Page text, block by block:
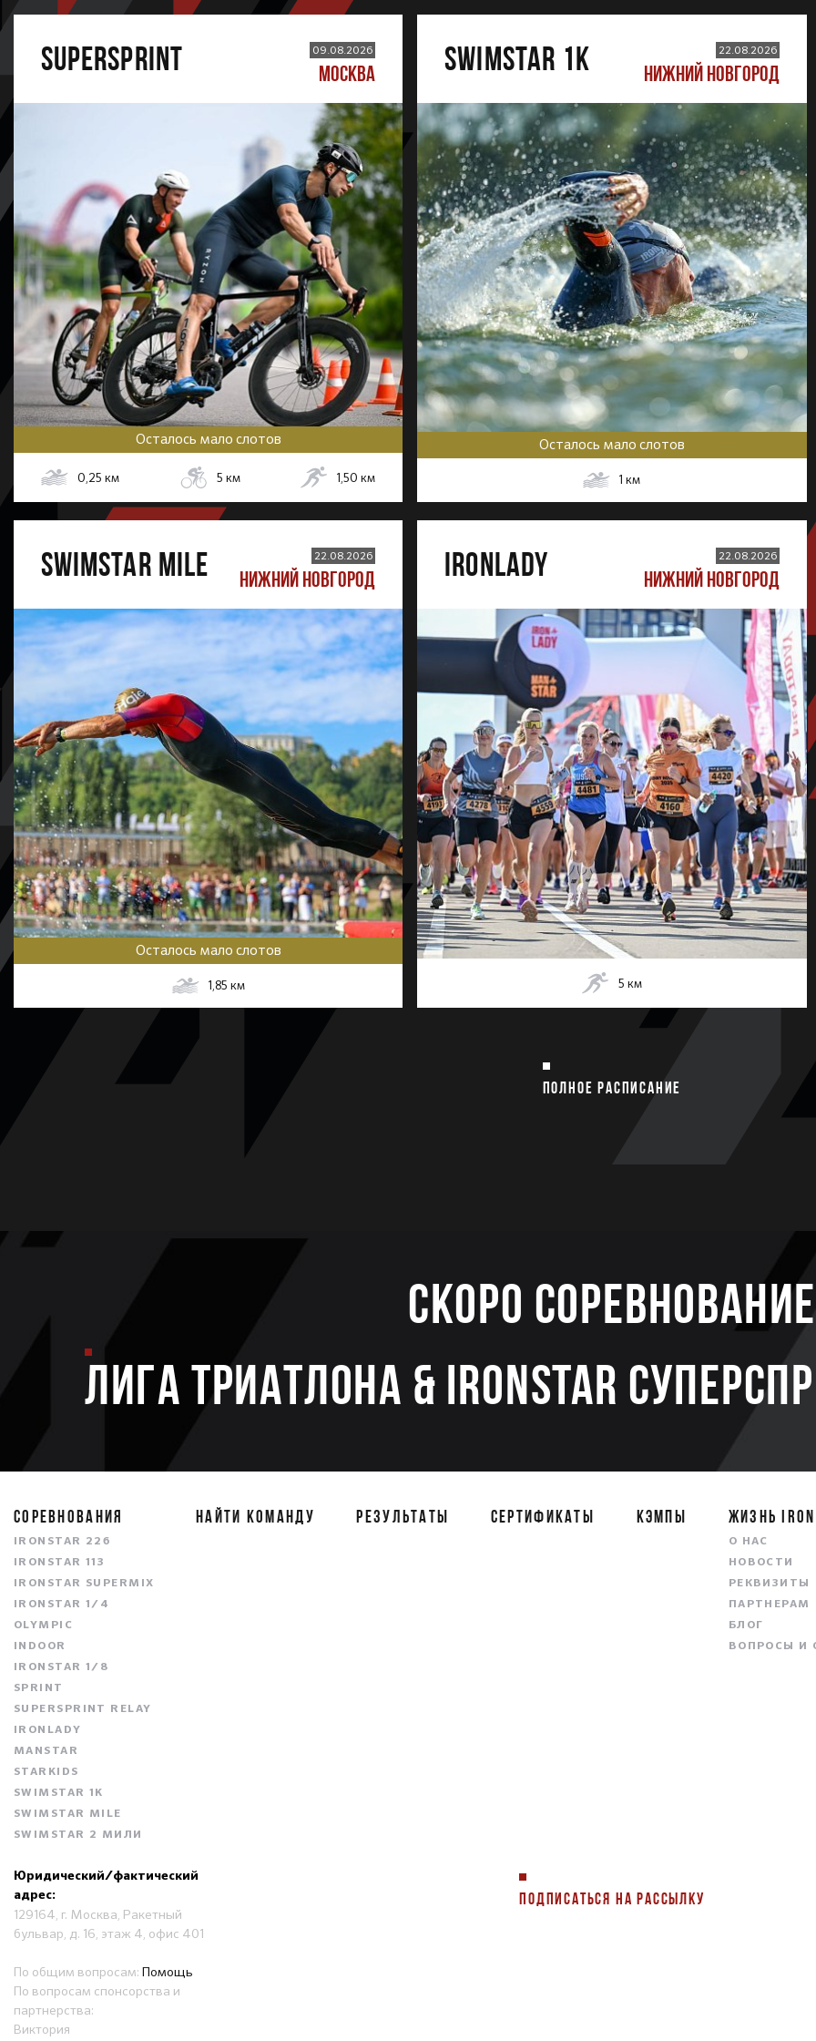
SUPERSPRINT 09.08.2026
МОСКВА
Осталось мало слотов
0,25 км 5 км 1,50км
SWIMSTAR 1K 22.08.2026
НИЖНИЙ НОВГОРОД
Осталось мало слотов
1км
SWIMSTAR MILE 22.08.2026
НИЖНИЙ НОВГОРОД
Осталось мало слотов
1,85 км
IRONLADY 22.08.2026
НИЖНИЙ НОВГОРОД
5 км
ПОЛНОЕ РАСПИСАНИЕ
Скоро соревнование
ЛИГА ТРИАТЛОНА & IRONSTAR
СОРЕВНОВАНИЯ
IRONSTAR 226
IRONSTAR 113
IRONSTAR SUPERMIX
IRONSTAR 1/4
OLYMPIC
INDOOR
IRONSTAR 1/8
SPRINT
SUPERSPRINT RELAY
IRONLADY
MANSTAR
STARKIDS
SWIMSTAR 1K
SWIMSTAR MILE
SWIMSTAR 2 МИЛИ
НАЙТИ КОМАНДУ РЕЗУЛЬТАТЫ СЕРТИФИКАТЫ КЭМПЫ ЖИЗНЬ
О НАС
НОВОСТИ
РЕКВИЗИТЫ
ПАРТНЕРАМ
БЛОГ
ВОПРОСЫ И
ПОДПИСАТЬСЯ НА РАССЫЛКУ
Юридический/фактический
адрес:
129164, г. Москва, Ракетный
бульвар, д. 16, этаж 4, офис 401
По общим вопросам: Помощь
По вопросам спонсорства и
партнерства:
Виктория